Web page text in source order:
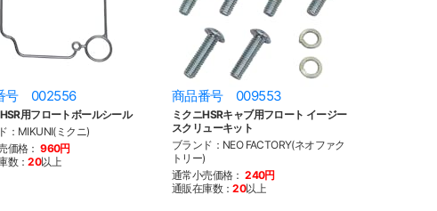
号 002556
用フロートボールシール
：MIKUNI(ミクニ)
価格： 960円
数：20以上
商品番号 009553
ミクニHSRキャブ用フロート イージー
スクリューキット
ブランド：NEO FACTORY(ネオファク
トリー)
通常小売価格： 240円
通販在庫数：20以上